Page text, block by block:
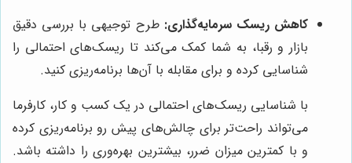
کاهش ریسک سرمایه‌گذاری: طرح توجیهی با بررسی دقیق
بازار و رقبا، به شما کمک می‌کند تا ریسک‌های احتمالی را
شناسایی کرده و برای مقابله با آن‌ها برنامه‌ریزی کنید.
با شناسایی ریسک‌های احتمالی در یک کسب و کار، کارفرما
می‌تواند راحت‌تر برای چالش‌های پیش رو برنامه‌ریزی کرده
و با کمترین میزان ضرر، بیشترین بهره‌وری را داشته باشد.